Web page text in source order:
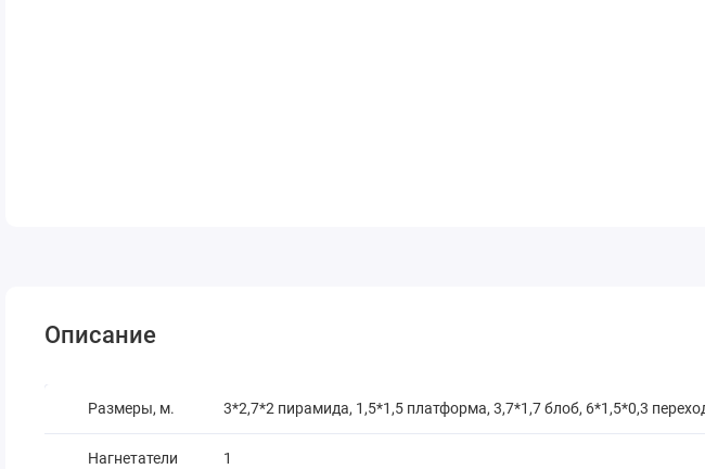
Описание
Размеры, м. 3*2,7*2 пирамида, 1,5*1,5 платформа, 3,7*1,7 блоб, 6*1,5*0,3
Нагнетатели
1